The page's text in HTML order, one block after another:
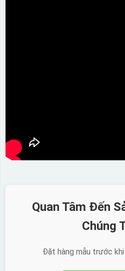
Quan Tâm Đến
Chúng
Đặt hàng mẫu trước